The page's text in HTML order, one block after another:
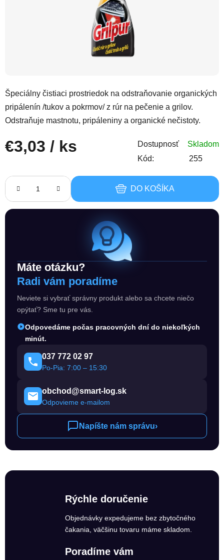
Špeciálny čistiaci prostriedok na odstraňovanie organických
pripálenín /tukov a pokrmov/ z rúr na pečenie a grilov.
Odstraňuje mastnotu, pripáleniny a organické nečistoty.
€3,03 / ks Dostupnosť
Skladom
Kód:
255
DO KOŠÍKA
Máte otázku?
Radi vám poradíme
Neviete si vybrať správny produkt alebo sa chcete niečo
opýtať? Sme tu pre vás.
Odpovedáme počas pracovných dní do niekoľkých
minút.
037 772 02 97
Po-Pia: 7:00 – 15:30
obchod@smart-log.sk
Odpovieme e-mailom
Napíšte nám správu›
Rýchle doručenie
Objednávky expedujeme bez zbytočného
čakania, väčšinu tovaru máme skladom.
Poradíme vám